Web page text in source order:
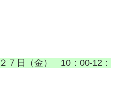
７日（金） 10：00-12：